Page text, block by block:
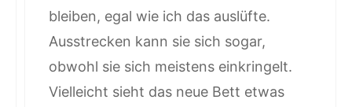
bleiben, egal wie ich das auslüfte.
Ausstrecken kann sie sich sogar,
obwohl sie sich meistens einkringelt.
Vielleicht sieht das neue Bett etwas